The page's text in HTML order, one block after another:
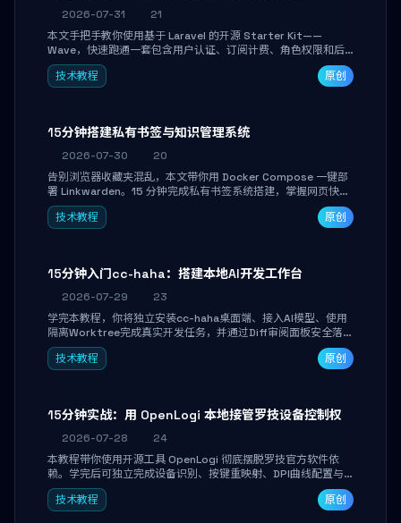
2026-07-31
21
本文手把手教你使用基于 Laravel 的开源 Starter Kit——
Wave，快速跑通一套包含用户认证、订阅计费、角色权限和后
台管理的完整 SaaS 骨架。附带 Stripe 测试支付对接与自定义
业务页面开发实战，助你省去重复基建时间，将精力聚焦于核心
技术教程 原创
15分钟搭建私有书签与知识管理系统
2026-07-30
20
告别浏览器收藏夹混乱，本文带你用 Docker Compose 一键部
署 Linkwarden。15 分钟完成私有书签系统搭建，掌握网页快照
归档、高亮批注、分类管理与全文搜索。适合开发者与知识工作
者打造个人知识库，资料统一归档，随时检索。
技术教程 原创
15分钟入门cc-haha：搭建本地AI开发工作台
2026-07-29
23
学完本教程，你将独立安装cc-haha桌面端、接入AI模型、使用
隔离Worktree完成真实开发任务，并通过Diff审阅面板安全落地
AI代码改写。告别终端黑盒操作，让AI在沙箱环境中工作，你只
做审阅和决策。
技术教程 原创
15分钟实战：用 OpenLogi 本地接管罗技设备控制权
2026-07-28
24
本教程带你使用开源工具 OpenLogi 彻底摆脱罗技官方软件依
赖。学完后可独立完成设备识别、按键重映射、DPI曲线配置与
SmartShift调节，实现完全离线控制，保护隐私并释放硬件性
能。
技术教程 原创